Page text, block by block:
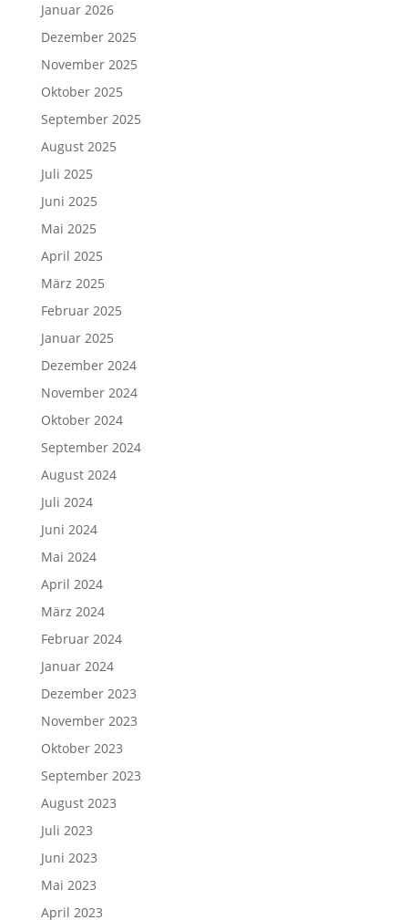
Januar 2026
Dezember 2025
November 2025
Oktober 2025
September 2025
August 2025
Juli 2025
Juni 2025
Mai 2025
April 2025
März 2025
Februar 2025
Januar 2025
Dezember 2024
November 2024
Oktober 2024
September 2024
August 2024
Juli 2024
Juni 2024
Mai 2024
April 2024
März 2024
Februar 2024
Januar 2024
Dezember 2023
November 2023
Oktober 2023
September 2023
August 2023
Juli 2023
Juni 2023
Mai 2023
April 2023